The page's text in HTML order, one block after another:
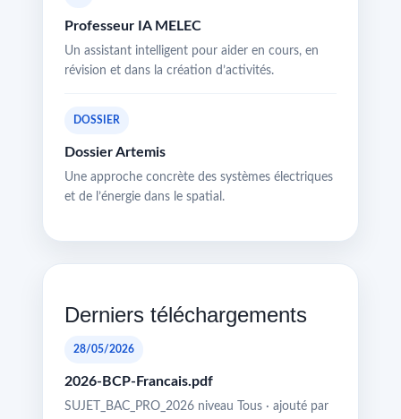
Professeur IA MELEC
Un assistant intelligent pour aider en cours, en
révision et dans la création d’activités.
DOSSIER
Dossier Artemis
Une approche concrète des systèmes électriques
et de l’énergie dans le spatial.
Derniers téléchargements
28/05/2026
2026-BCP-Francais.pdf
SUJET_BAC_PRO_2026 niveau Tous · ajouté par